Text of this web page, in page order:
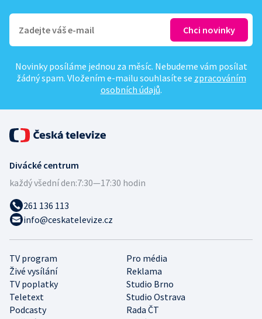
Novinky posíláme jednou za měsíc. Nebudeme vám posílat
žádný spam. Vložením e-mailu souhlasíte se zpracováním
osobních údajů.